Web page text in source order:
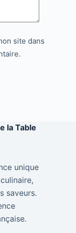
site dans
la Table
unique
saveurs.